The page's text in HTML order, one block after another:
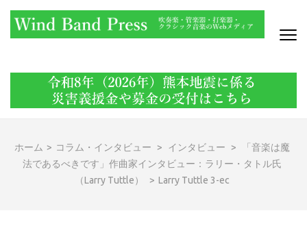
(Enter
ホーム > コラム・インタビュー > インタビュー >
「音楽は魔
法であるべきです」作曲家インタビュー：ラリー・タトル氏
（Larry Tuttle）
> Larry Tuttle 3-ec